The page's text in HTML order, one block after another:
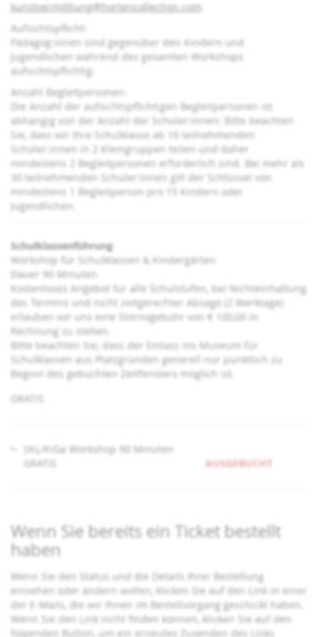
kunstvermittlung@hortencollection.com
Aufsichtspflicht:
Pädagog:innen sind gegenüber den Kindern und
Jugendlichen während des gesamten Workshops
aufsichtspflichtig.
Anzahl Begleitpersonen:
Die Anzahl der aufsichtspflichtigen Begleitpersonen ist
abhängig von der Anzahl der Schüler:innen: Bitte beachten
Sie, dass wir Ihre Schulklasse ab 16 teilnehmenden
Schüler:innen in 2 Kleingruppen teilen und daher
mindestens 2 Begleitpersonen erforderlich sind. Bei mehr als
30 teilnehmenden Schüler:innen gilt der Schlüssel von
mindestens 1 Begleitperson pro 15 Kindern oder
Jugendlichen.
Schulklassenführung
Workshop für Schulklassen & Kindergärten
Dauer 90 Minuten
Kostenloses Angebot für alle Schulstufen, bei Nichteinhaltung
des Termins und nicht zeitgerechter Absage (2 Werktage)
erlauben wir uns eine Stornogebühr von € 100,00 in
Rechnung zu stellen.
Bitte beachten Sie, dass der Einlass ins Museum für
Schulklassen aus Platzgründen generell nur pünktlich zu
Beginn des gebuchten Zeitfensters möglich ist.
GRATIS
SKL/KiGa Workshop 90 Minuten
GRATIS
AUSGEBUCHT
Wenn Sie bereits ein Ticket bestellt
haben
Wenn Sie den Status und die Details Ihrer Bestellung
einsehen oder ändern wollen, klicken Sie auf den Link in einer
der E-Mails, die wir Ihnen im Bestellvorgang geschickt haben.
Wenn Sie den Link nicht finden können, klicken Sie auf den
folgenden Button, um ein erneutes Zusenden des Links